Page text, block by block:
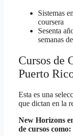
Sistemas
coursera
Sesenta
semanas
Cursos de
Puerto
Esta es una
que dictan en la
New Horizons
de cursos como: